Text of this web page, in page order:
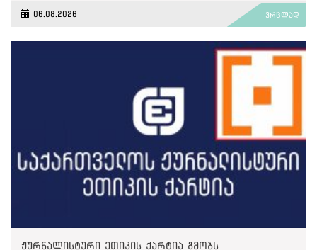
06.08.2026 ვრცლად
ჟურნალისტური ეთიკის ქარტია გმობს